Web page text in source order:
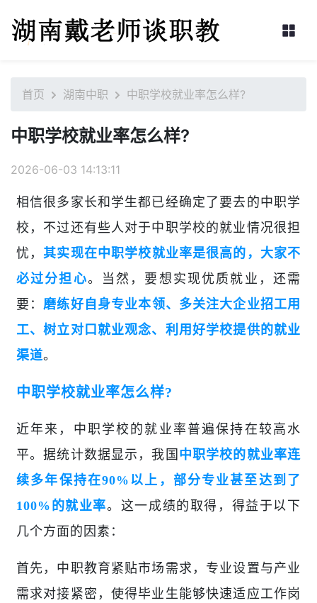
首页 湖南中职 中职学校就业率怎么样?
中职学校就业率怎么样?
2026-06-03 14:13:11
相信很多家长和学生都已经确定了要去的中职学
校，不过还有些人对于中职学校的就业情况很担
忧， 其实现在中职学校就业率是很高的，大家不
必过分担心。当然，要想实现优质就业，还需
要：磨练好自身专业本领、多关注大企业招工用
工、树立对口就业观念、利用好学校提供的就业
渠道。
中职学校就业率怎么样?
近年来，中职学校的就业率普遍保持在较高水
平。据统计数据显示，我国 中职学校的就业率连
续多年保持在90%以上，部分专业甚至达到了
100%的就业率。这一成绩的取得，得益于以下
几个方面的因素：
首先，中职教育紧贴市场需求，专业设置与产业
需求对接紧密，使得毕业生能够快速适应工作岗